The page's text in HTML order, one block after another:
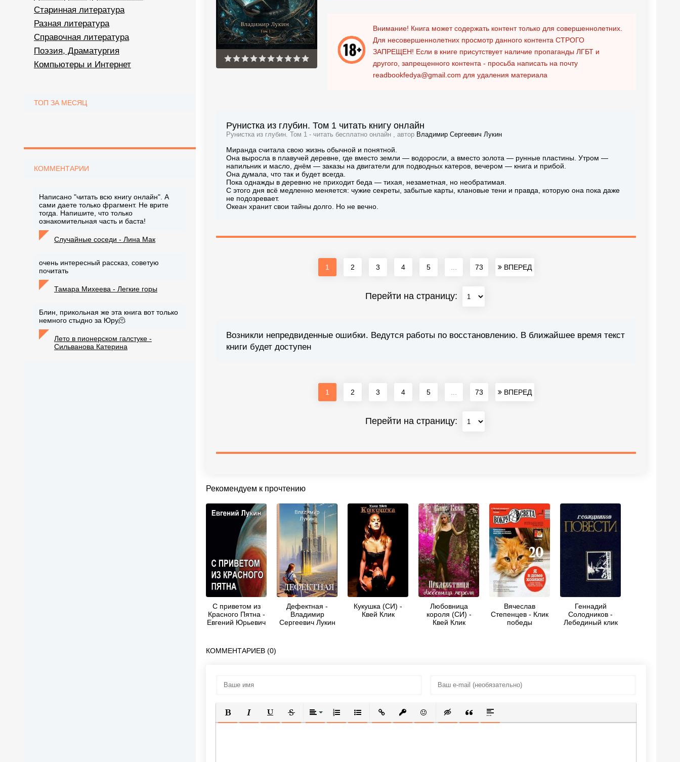
Внимание! Книга может содержать контент только для совершеннолетних.
Для несовершеннолетних просмотр данного контента СТРОГО
ЗАПРЕЩЕН! Если в книге присутствует наличие пропаганды ЛГБТ и
другого, запрещенного контента - просьба написать на почту
readbookfedya@gmail.com для удаления материала
Рунистка из глубин. Том 1 читать книгу онлайн
Рунистка из глубин. Том 1 - читать бесплатно онлайн , автор Владимир Сергеевич Лукин
Миранда считала свою жизнь обычной и понятной.
Она выросла в плавучей деревне, где вместо земли — водоросли, а вместо золота — рунные пластины. Утром —
напильник и масло, днём — заказы на двигатели для подводных катеров, вечером — книга и прибой.
Она думала, что так и будет всегда.
Пока однажды в деревню не приходит беда — тихая, незаметная, но необратимая.
С этого дня всё медленно меняется: чужие секреты, забытые карты, клановые тени и правда, которую она пока даже
не подозревает.
Океан хранит свои тайны долго. Но не вечно.
1 2 3 4 5 73 ВПЕРЕД
Перейти на страницу:
Возникли непредвиденные ошибки. Ведутся работы по восстановлению. В ближайшее время текст
книги будет доступен
1 2 3 4 5 73 ВПЕРЕД
Перейти на страницу:
Рекомендуем к прочтению
С приветом из
Красного Пятна -
Евгений Юрьевич
Дефектная -
Владимир
Сергеевич Лукин
Кукушка (СИ) -
Квей Клик
Любовница
короля (СИ) -
Квей Клик
Вячеслав
Степенцев - Клик
победы
Геннадий
Солодников -
Лебединый клик
КОММЕНТАРИЕВ (0)
ПОЛУЖИРНЫЙ
КУРСИВПОДЧЕРКНУТЫЙ
ЗАЧЕРКНУТЫЙВЫРАВНИВАНИЕ
НУМЕРОВАННЫЙ СПИСОК
МАРКИРОВАННЫЙ СПИСОК
ВСТАВИТЬ ССЫЛКУ
ВСТАВИТЬ ЗАЩИЩЕННУЮ ССЫЛКУ
ВСТАВИТЬ СМАЙЛИК
ВСТАВКА СКРЫТОГО ТЕКСТА
ВСТАВКА ЦИТАТЫ
ВСТАВКА СПОЙЛЕРА
Старинная литература
Разная литература
Справочная литература
Поэзия, Драматургия
Компьютеры и Интернет
ТОП ЗА МЕСЯЦ
КОММЕНТАРИИ
Написано "читать всю книгу онлайн". А
сами даете только фрагмент. Не врите
тогда. Напишите, что только
ознакомительная часть и баста!
Случайные соседи - Лина Мак
очень интересный рассказ, советую
почитать
Тамара Михеева - Легкие горы
Блин, прикольная же эта книга вот только
немного стыдно за Юру🫠
Лето в пионерском галстуке -
Сильванова Катерина